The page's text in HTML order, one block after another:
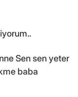
Sen sen yeter
baba